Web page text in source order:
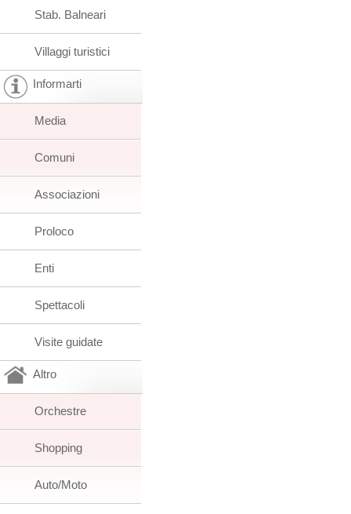
Stab. Balneari
Villaggi turistici
Informarti
Media
Comuni
Associazioni
Proloco
Enti
Spettacoli
Visite guidate
Altro
Orchestre
Shopping
Auto/Moto